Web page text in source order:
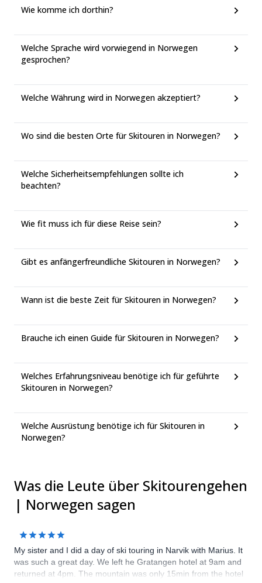
Wie komme ich dorthin?
Welche Sprache wird vorwiegend in Norwegen
gesprochen?
Welche Währung wird in Norwegen akzeptiert?
Wo sind die besten Orte für Skitouren in Norwegen?
Welche Sicherheitsempfehlungen sollte ich
beachten?
Wie fit muss ich für diese Reise sein?
Gibt es anfängerfreundliche Skitouren in Norwegen?
Wann ist die beste Zeit für Skitouren in Norwegen?
Brauche ich einen Guide für Skitouren in Norwegen?
Welches Erfahrungsniveau benötige ich für geführte
Skitouren in Norwegen?
Welche Ausrüstung benötige ich für Skitouren in
Norwegen?
Was die Leute über Skitourengehen
| Norwegen sagen
My sister and I did a day of ski touring in Narvik with Marius. It
was such a great day. We left he Gratangen hotel at 9am and
returned at 4pm. The mountain was only 15min from the hotel